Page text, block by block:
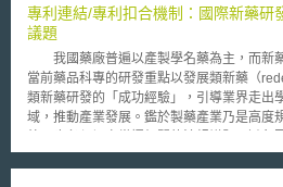
對外投資審查程序，並且與利益相關者就如
外投資機制進行建設性的討論，目的是確保
手讓給外國競爭對手。 NCCDA授權成立國家關鍵能力委員會
(Committee on National Critical
並與供應鏈安全相關聯邦機構成員共同組成
包括：界定需要境外投資審查的活動範圍、
項目等。依據NCCDA第11條「國家關鍵能
類系統和資產無法開發、失能或遭到破壞，
專利連結/專利扣合機制：國際新藥研
議題
我國藥廠普遍以產製學名藥為主，而新
當前藥品科專的研發重點以發展類新藥（
類新藥研發的「成功經驗」，引導業界走出
域，推動產業發展。鑑於製藥產業乃是高度
浪費。 觀察國際新藥研發成果保護法制之發展趨勢，藥品查驗登記程